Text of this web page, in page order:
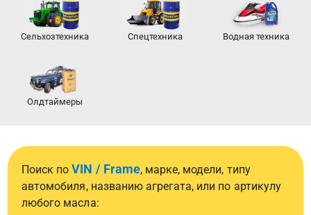
Сельхозтехника Спецтехника Водная техника
Олдтаймеры
Поиск поVIN / Frame, марке, модели, типу
автомобиля, названию агрегата, или по артикулу
любого масла: